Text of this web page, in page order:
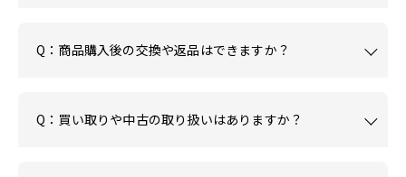
Q：商品購入後の交換や返品はできますか？
Q：買い取りや中古の取り扱いはありますか？